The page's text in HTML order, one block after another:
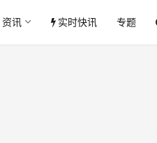
资讯 实时快讯 专题